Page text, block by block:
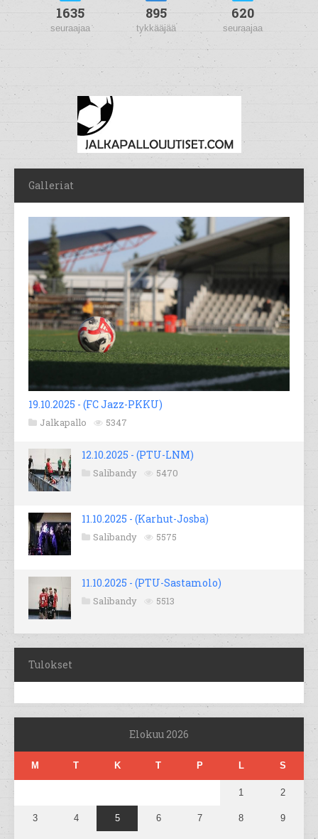
1635
seuraajaa
895
tykkääjää
620
seuraajaa
Galleriat
19.10.2025 - (FC Jazz-PKKU)
Jalkapallo 5347
12.10.2025 - (PTU-LNM)
Salibandy 5470
11.10.2025 - (Karhut-Josba)
Salibandy 5575
11.10.2025 - (PTU-Sastamolo)
Salibandy 5513
Tulokset
Elokuu 2026
M T K T P L S
1 2
3 4 5 6 7 8 9